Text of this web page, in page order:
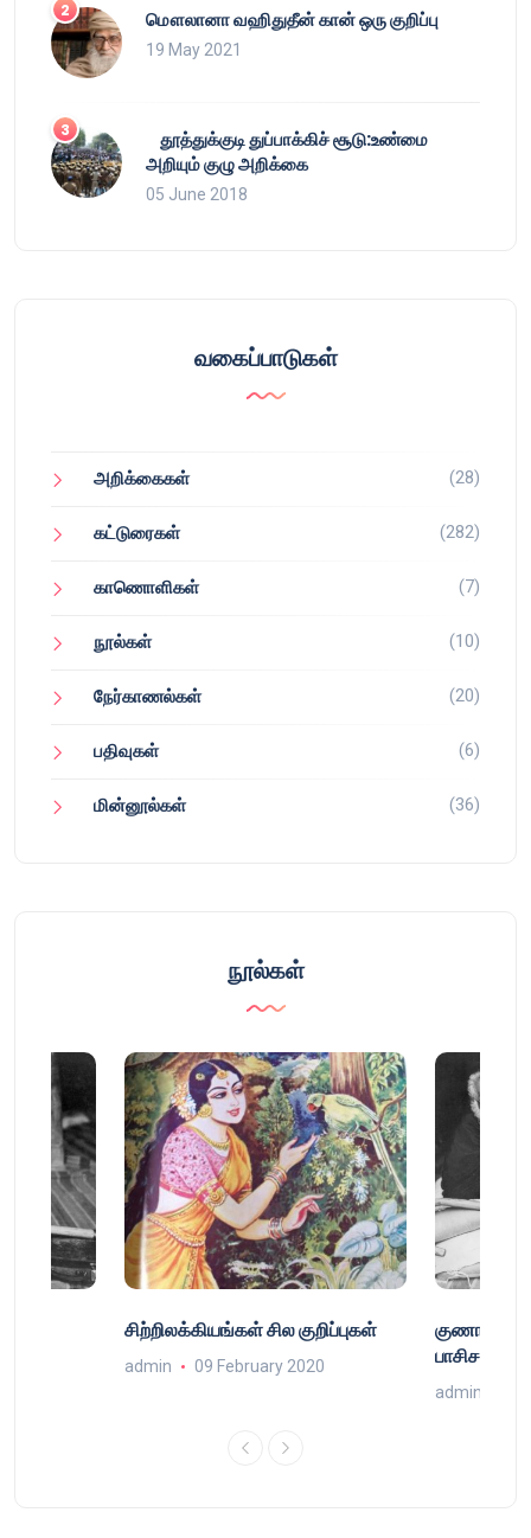
மௌலானா வஹிதுதீன் கான் ஒரு குறிப்பு
19 May 2021
தூத்துக்குடி துப்பாக்கிச் சூடு:உண்மை
அறியும் குழு அறிக்கை
05 June 2018
வகைப்பாடுகள்
அறிக்கைகள் (28)
கட்டுரைகள் (282)
காணொளிகள் (7)
நூல்கள் (10)
நேர்காணல்கள் (20)
பதிவுகள் (6)
மின்னூல்கள் (36)
நூல்கள்
சிற்றிலக்கியங்கள் சில குறிப்புகள்
admin 09 February 2020
குணா :
admin